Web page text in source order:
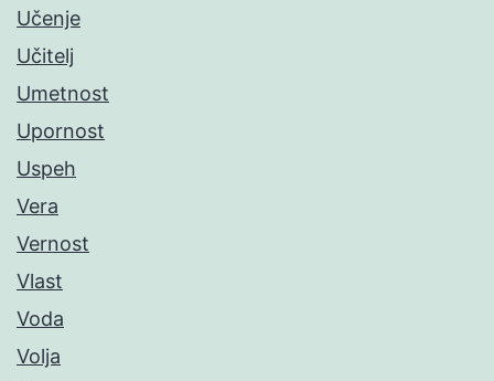
Učenje
Učitelj
Umetnost
Upornost
Uspeh
Vera
Vernost
Vlast
Voda
Volja